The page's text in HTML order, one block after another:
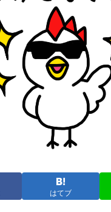
はてブ